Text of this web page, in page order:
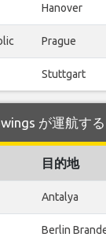
Hanover
Prague
Stuttgart
が運航す
目的地
Antalya
Berlin